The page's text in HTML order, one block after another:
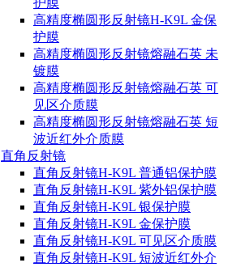
护膜
高精度椭圆形反射镜H-K9L 金保
护膜
高精度椭圆形反射镜熔融石英 未
镀膜
高精度椭圆形反射镜熔融石英 可
见区介质膜
高精度椭圆形反射镜熔融石英 短
波近红外介质膜
直角反射镜
直角反射镜H-K9L 普通铝保护膜
直角反射镜H-K9L 紫外铝保护膜
直角反射镜H-K9L 银保护膜
直角反射镜H-K9L 金保护膜
直角反射镜H-K9L 可见区介质膜
直角反射镜H-K9L 短波近红外介